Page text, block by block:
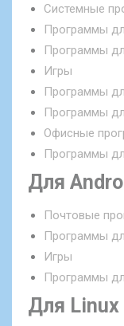
Системные
Программы
Программы
Игры
Программы
Программы
Офисные
Программы
Для
Почтовые
Программы
Игры
Программы
Для Linux